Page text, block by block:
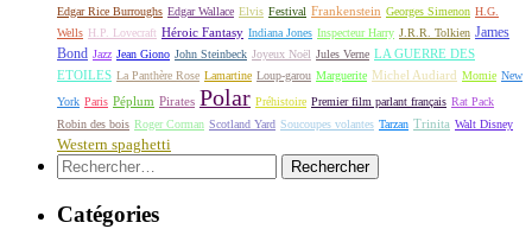
Edgar Rice Burroughs Edgar Wallace Elvis Festival Frankenstein Georges Simenon H.G.
Wells H.P. Lovecraft Héroic Fantasy Indiana Jones Inspecteur Harry J.R.R. Tolkien James
Bond Jazz Jean Giono John Steinbeck Joyeux Noël Jules Verne LA GUERRE DES
ETOILES La Panthère Rose Lamartine Loup-garou Marguerite Michel Audiard Momie New
York Paris Péplum Pirates Polar Préhistoire Premier film parlant français Rat Pack
Robin des bois Roger Corman Scotland Yard Soucoupes volantes Tarzan Trinita Walt Disney
Western spaghetti
Rechercher :
Catégories